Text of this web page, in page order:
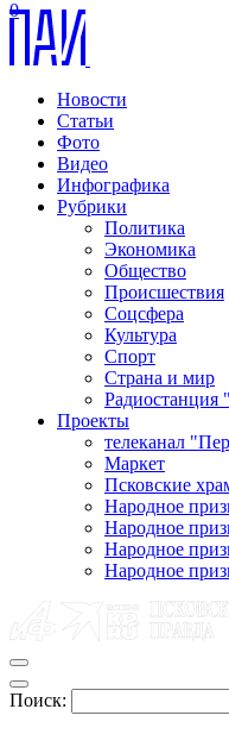
Новости
Статьи
Фото
Видео
Инфографика
Рубрики
Политика
Экономика
Общество
Происшествия
Соцсфера
Культура
Спорт
Страна и мир
Радиостанция
Проекты
телеканал
Маркет
Псковские
Народное
Народное
Народное
Народное
Поиск:
0